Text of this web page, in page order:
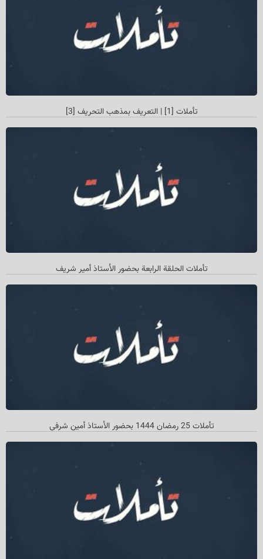
تأملات [1] | التعريف بمذهب التحريف [3]
تأملات الحلقة الرابعة بحضور الأستاذ أمیر شريف
تأملات 25 رمضان 1444 بحضور الأستاذ أمین شرفي